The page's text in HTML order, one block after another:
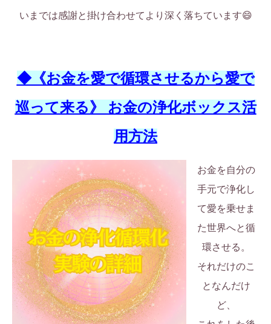
いまでは感謝と掛け合わせてより深く落ちています😄
◆《お金を愛で循環させるから愛で
巡って来る》 お金の浄化ボックス活
用方法
お金を自分の
手元で浄化し
て愛を乗せま
た世界へと循
環させる。
それだけのこ
となんだけ
ど、